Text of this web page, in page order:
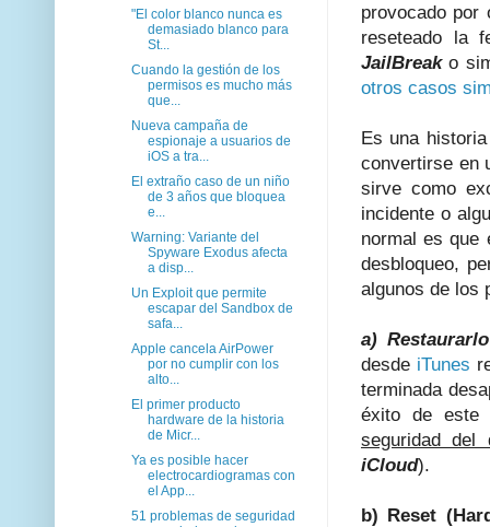
provocado por
reseteado la
JailBreako
otros casos
Es una
convertirse en
sirve como
incidente o
normal es que
desbloqueo,
algunos de los
a)
desde iTunes
terminada
éxito de este
seguridad del
iCloud).
b) Reset
"El color blanco nunca es
demasiado blanco para
St...
Cuando la gestión de los
permisos es mucho más
que...
Nueva campaña de
espionaje a usuarios de
iOS a tra...
El extraño caso de un niño
de 3 años que bloquea
e...
Warning: Variante del
Spyware Exodus afecta
a disp...
Un Exploit que permite
escapar del Sandbox de
safa...
Apple cancela AirPower
por no cumplir con los
alto...
El primer producto
hardware de la historia
de Micr...
Ya es posible hacer
electrocardiogramas con
el App...
51 problemas de seguridad